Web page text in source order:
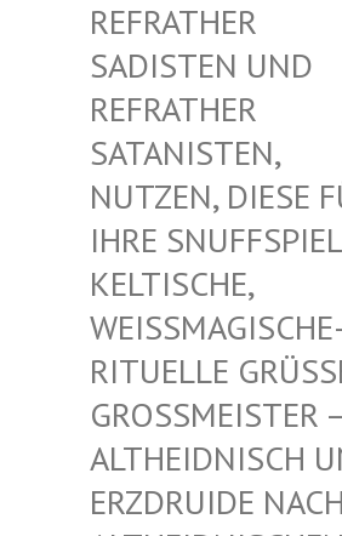
FRATHER SA
DISTEN UND RE
FRATHER SA
TANISTEN, NU
TZEN, DIESE
RE SNUFFSPIELE!
LTISCHE, WE
ISSMAGISCHE-
UELLE GRÜSSE –
MEISTER – ALTHE
IDNISCH UND
UIDE NACH ALTHE